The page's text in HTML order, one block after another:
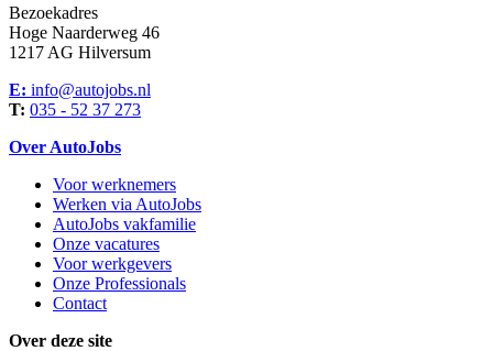
Bezoekadres
Hoge Naarderweg 46
1217 AG Hilversum
E: info@autojobs.nl
T: 035 - 52 37 273
Over AutoJobs
Voor werknemers
Werken via AutoJobs
AutoJobs vakfamilie
Onze vacatures
Voor werkgevers
Onze Professionals
Contact
Over deze site